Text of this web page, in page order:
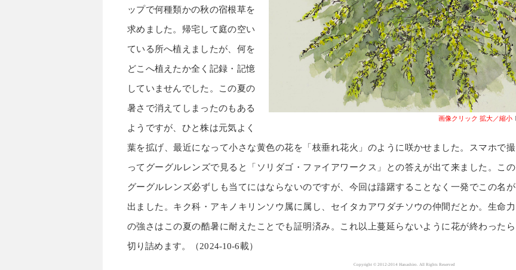
画像クリック 拡大／縮小
ップで何種類かの秋の宿根草を
求めました。帰宅して庭の空い
ている所へ植えましたが、何を
どこへ植えたか全く記録・記憶
していませんでした。この夏の
暑さで消えてしまったのもある
ようですが、ひと株は元気よく
葉を拡げ、最近になって小さな黄色の花を「枝垂れ花火」のように咲かせました。スマホで撮
ってグーグルレンズで見ると「ソリダゴ・ファイアワークス」との答えが出て来ました。この
グーグルレンズ必ずしも当てにはならないのですが、今回は躊躇することなく一発でこの名が
出ました。キク科・アキノキリンソウ属に属し、セイタカアワダチソウの仲間だとか。生命力
の強さはこの夏の酷暑に耐えたことでも証明済み。これ以上蔓延らないように花が終わったら
切り詰めます。（2024-10-6載）
Copyright © 2012-2014 Hanashiro. All Rights Reserved